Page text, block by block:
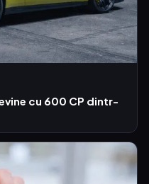
cu 600 CP dintr-